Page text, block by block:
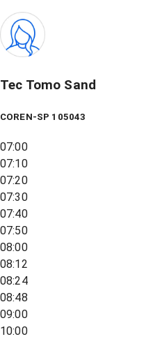
Tec Tomo Sand
COREN-SP 105043
07:00
07:10
07:20
07:30
07:40
07:50
08:00
08:12
08:24
08:48
09:00
10:00